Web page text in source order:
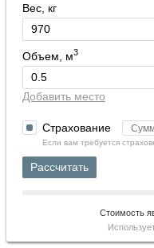
Вес, кг
Объем, м3
Добавить место
Страхование
Если вам требуется
Рассчитать
Стоимость